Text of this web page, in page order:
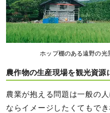
ホップ棚のある遠野の光
農作物の生産現場を観光資源
農業が抱える問題は一般の
ならイメージしたくてもで